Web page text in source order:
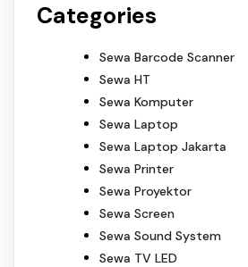
Categories
Sewa Barcode Scanner
Sewa HT
Sewa Komputer
Sewa Laptop
Sewa Laptop Jakarta
Sewa Printer
Sewa Proyektor
Sewa Screen
Sewa Sound System
Sewa TV LED